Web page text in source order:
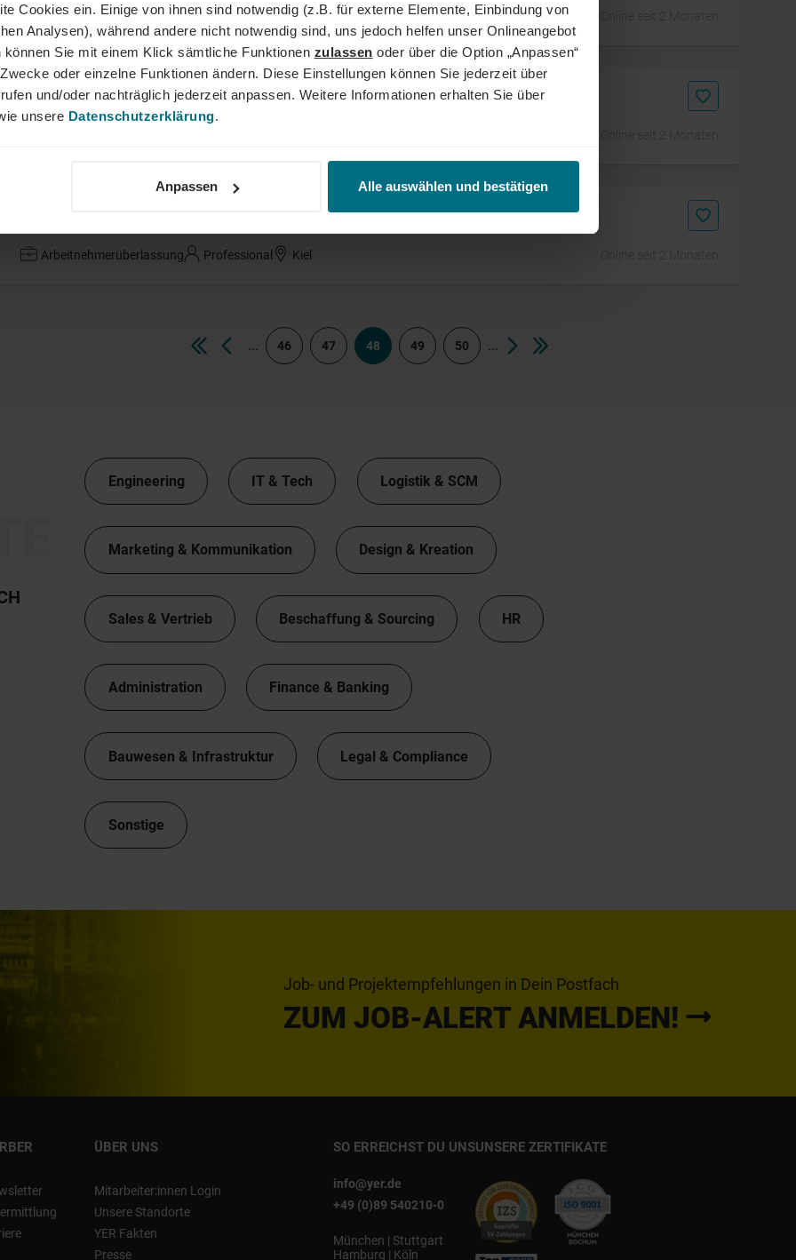
Cookies ein. Einige von ihnen sind notwendig (z.B. für externe Elemente, Einbindung von
Analysen), während andere nicht notwendig sind, uns jedoch helfen unser Onlineangebot
Sie mit einem Klick sämtliche Funktionen zulassen oder über die Option „Anpassen“
oder einzelne Funktionen ändern. Diese Einstellungen können Sie jederzeit über
und/oder nachträglich jederzeit anpassen. Weitere Informationen erhalten Sie über
unsere Datenschutzerklärung.
Anpassen Alle auswählen und bestätigen
Festanstellung Professional Hamburg
IT Architekt Infrastruktur (m/w/d)
Projektleiter Freileitungsbau (m/w/d)
Arbeitnehmerüberlassung Professional Kiel
... 46 47 48 49 50 ...
Engineering IT & Tech Logistik & SCM
Marketing & Kommunikation Design & Kreation
Sales & Vertrieb Beschaffung & Sourcing HR
Administration Finance & Banking
Bauwesen & Infrastruktur Legal & Compliance
Sonstige
Job- und Projektempfehlungen in Dein Postfach
ZUM JOB-ALERT ANMELDEN!
ÜBER UNS
Mitarbeiter:innen Login
Unsere Standorte
YER Fakten
Presse
SO ERREICHST DU UNS
info@yer.de
+49 (0)89 540210-0
München | Stuttgart
Hamburg | Köln
UNSERE ZERTIFIKATE